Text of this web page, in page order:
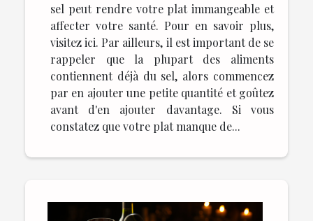
sel peut rendre votre plat immangeable et
affecter votre santé. Pour en savoir plus,
visitez ici. Par ailleurs, il est important de se
rappeler que la plupart des aliments
contiennent déjà du sel, alors commencez
par en ajouter une petite quantité et goûtez
avant d'en ajouter davantage. Si vous
constatez que votre plat manque de...